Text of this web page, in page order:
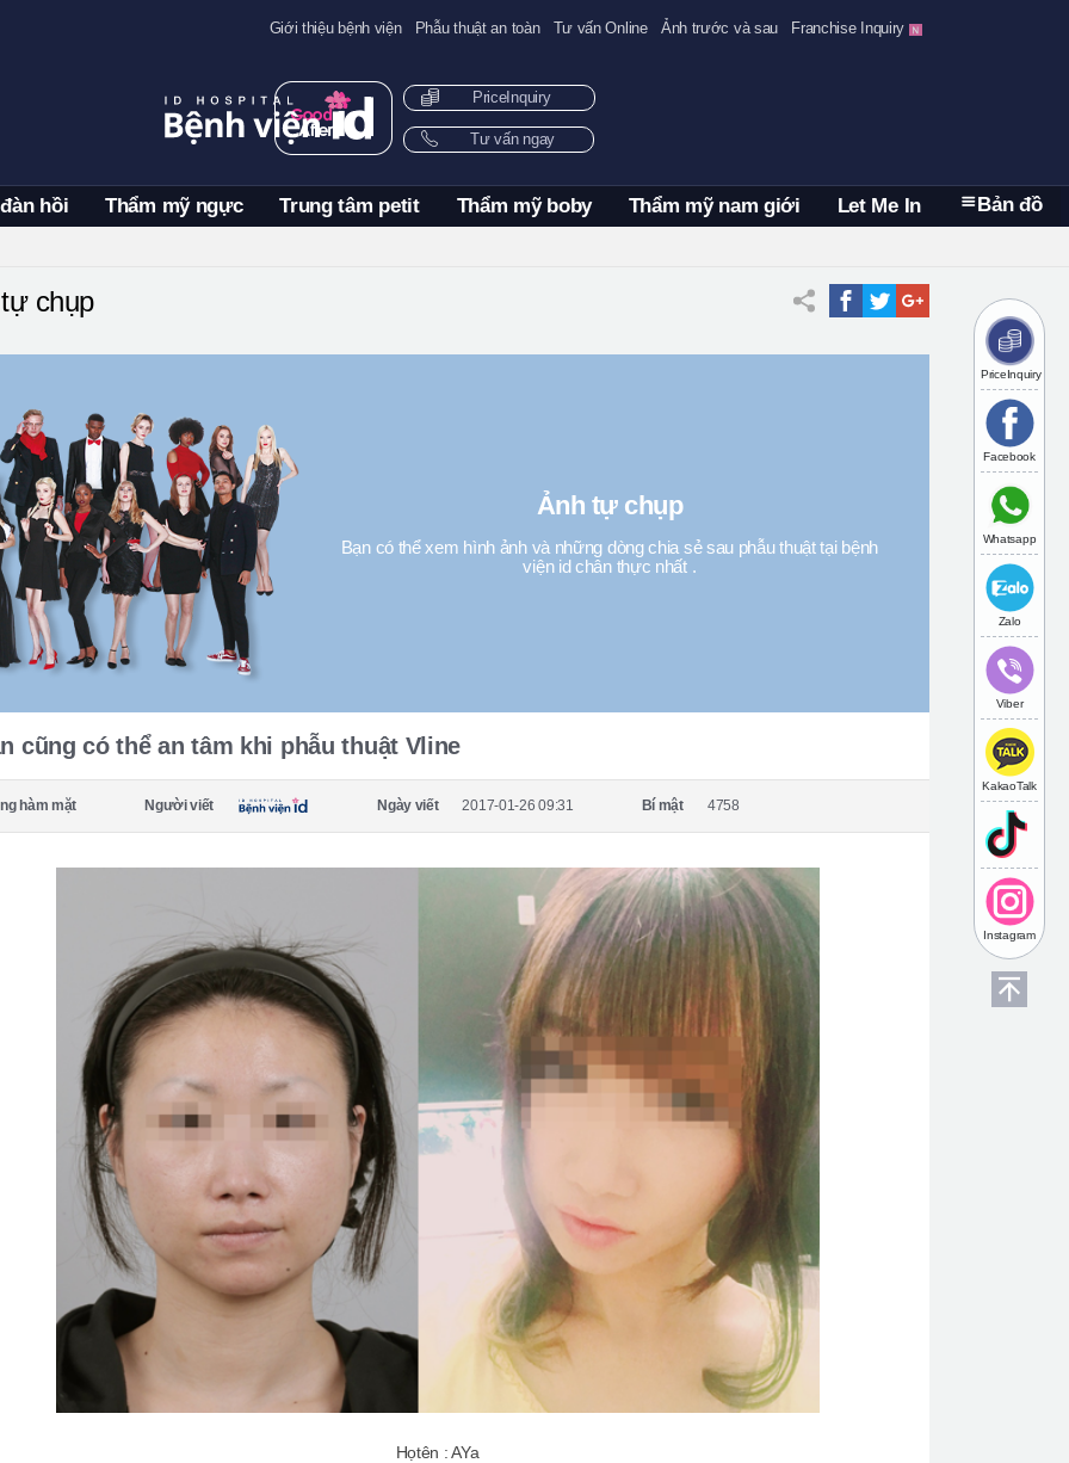
Giới thiệu bệnh viện Phẫu thuật an toàn Tư vấn Online Ảnh trước và sau Franchise Inquiry
hồi Thẩm mỹ ngực Trung tâm petit Thẩm mỹ boby Thẩm mỹ nam giới Let Me In Bản đồ
PriceInquiry
Tư vấn ngay
PriceInquiry
Facebook
Whatsapp
Zalo
Viber
KakaoTalk
Instagram
chụp
Ảnh tự chụp
Bạn có thể xem hình ảnh và những dòng chia sẻ sau phẫu thuật tại bệnh
viện id chân thực nhất .
cũng có thể an tâm khi phẫu thuật Vline
hàm mặt Người viết Ngày viết 2017-01-26 09:31 Bí mật 4758
Họtên : AYa